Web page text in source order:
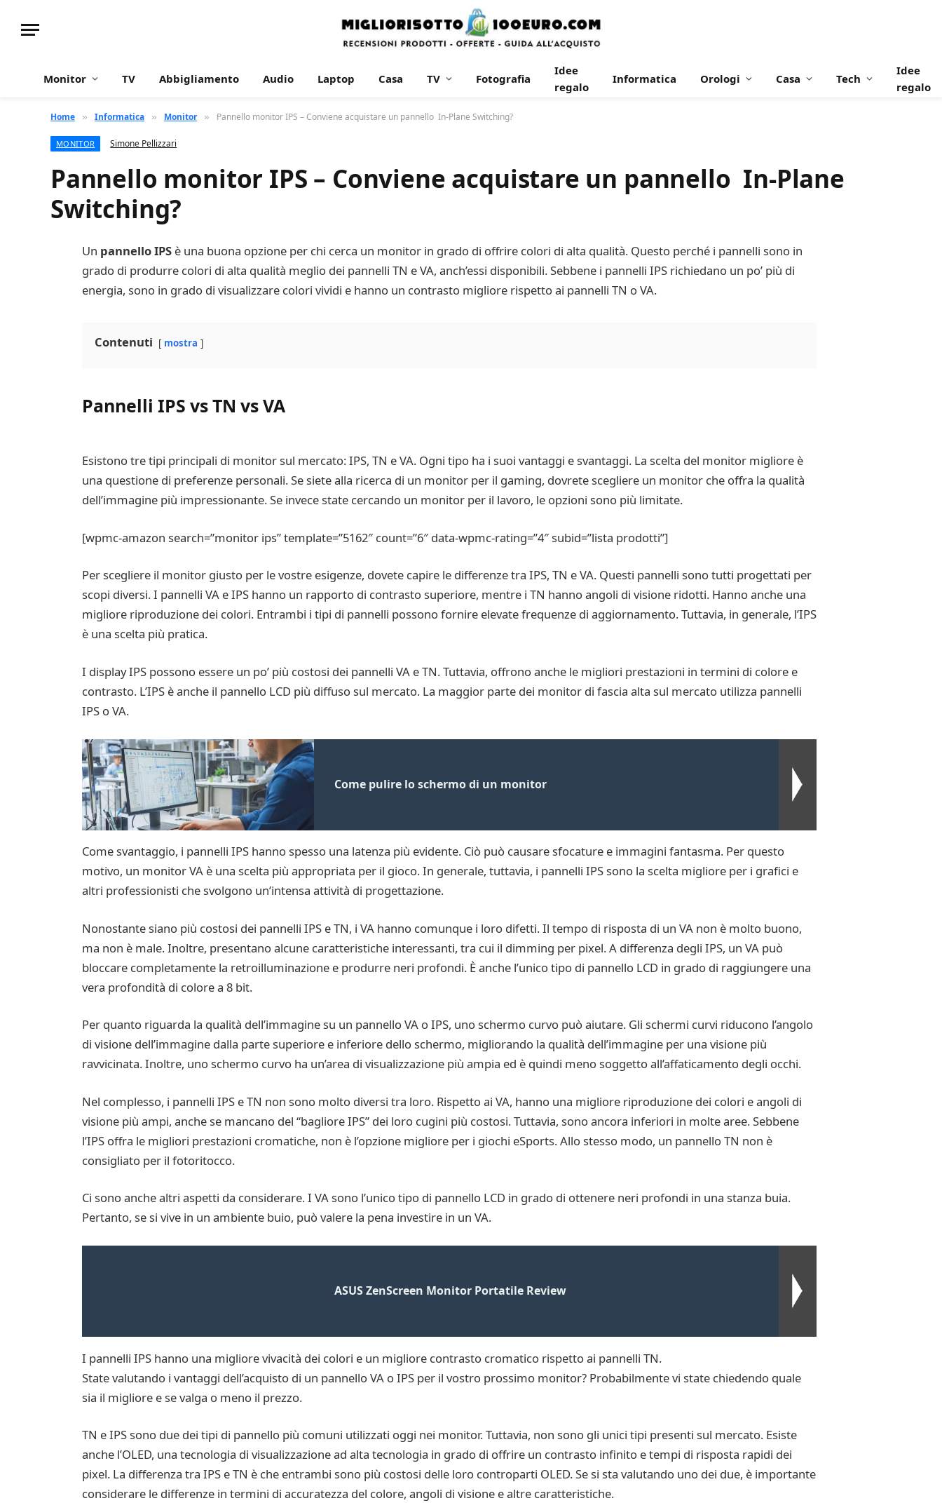
Monitor TV Abbigliamento Audio Laptop Casa TV Fotografia
Idee
regalo
Informatica Orologi Casa Tech
Idee
regalo
Home » Informatica » Monitor » Pannello monitor IPS – Conviene acquistare un pannello In-Plane Switching?
MONITOR Simone Pellizzari
Pannello monitor IPS – Conviene acquistare un pannello In-Plane
Switching?
Un pannello IPS è una buona opzione per chi cerca un monitor in grado di offrire colori di alta qualità. Questo perché i pannelli sono in
grado di produrre colori di alta qualità meglio dei pannelli TN e VA, anch’essi disponibili. Sebbene i pannelli IPS richiedano un po’ più di
energia, sono in grado di visualizzare colori vividi e hanno un contrasto migliore rispetto ai pannelli TN o VA.
Contenuti mostra
Pannelli IPS vs TN vs VA
Esistono tre tipi principali di monitor sul mercato: IPS, TN e VA. Ogni tipo ha i suoi vantaggi e svantaggi. La scelta del monitor migliore è
una questione di preferenze personali. Se siete alla ricerca di un monitor per il gaming, dovrete scegliere un monitor che offra la qualità
dell’immagine più impressionante. Se invece state cercando un monitor per il lavoro, le opzioni sono più limitate.
[wpmc-amazon search=”monitor ips” template=”5162″ count=”6″ data-wpmc-rating=”4″ subid=”lista prodotti”]
Per scegliere il monitor giusto per le vostre esigenze, dovete capire le differenze tra IPS, TN e VA. Questi pannelli sono tutti progettati per
scopi diversi. I pannelli VA e IPS hanno un rapporto di contrasto superiore, mentre i TN hanno angoli di visione ridotti. Hanno anche una
migliore riproduzione dei colori. Entrambi i tipi di pannelli possono fornire elevate frequenze di aggiornamento. Tuttavia, in generale, l’IPS
è una scelta più pratica.
I display IPS possono essere un po’ più costosi dei pannelli VA e TN. Tuttavia, offrono anche le migliori prestazioni in termini di colore e
contrasto. L’IPS è anche il pannello LCD più diffuso sul mercato. La maggior parte dei monitor di fascia alta sul mercato utilizza pannelli
IPS o VA.
Come pulire lo schermo di un monitor
Come svantaggio, i pannelli IPS hanno spesso una latenza più evidente. Ciò può causare sfocature e immagini fantasma. Per questo
motivo, un monitor VA è una scelta più appropriata per il gioco. In generale, tuttavia, i pannelli IPS sono la scelta migliore per i grafici e
altri professionisti che svolgono un’intensa attività di progettazione.
Nonostante siano più costosi dei pannelli IPS e TN, i VA hanno comunque i loro difetti. Il tempo di risposta di un VA non è molto buono,
ma non è male. Inoltre, presentano alcune caratteristiche interessanti, tra cui il dimming per pixel. A differenza degli IPS, un VA può
bloccare completamente la retroilluminazione e produrre neri profondi. È anche l’unico tipo di pannello LCD in grado di raggiungere una
vera profondità di colore a 8 bit.
Per quanto riguarda la qualità dell’immagine su un pannello VA o IPS, uno schermo curvo può aiutare. Gli schermi curvi riducono l’angolo
di visione dell’immagine dalla parte superiore e inferiore dello schermo, migliorando la qualità dell’immagine per una visione più
ravvicinata. Inoltre, uno schermo curvo ha un’area di visualizzazione più ampia ed è quindi meno soggetto all’affaticamento degli occhi.
Nel complesso, i pannelli IPS e TN non sono molto diversi tra loro. Rispetto ai VA, hanno una migliore riproduzione dei colori e angoli di
visione più ampi, anche se mancano del “bagliore IPS” dei loro cugini più costosi. Tuttavia, sono ancora inferiori in molte aree. Sebbene
l’IPS offra le migliori prestazioni cromatiche, non è l’opzione migliore per i giochi eSports. Allo stesso modo, un pannello TN non è
consigliato per il fotoritocco.
Ci sono anche altri aspetti da considerare. I VA sono l’unico tipo di pannello LCD in grado di ottenere neri profondi in una stanza buia.
Pertanto, se si vive in un ambiente buio, può valere la pena investire in un VA.
ASUS ZenScreen Monitor Portatile Review
I pannelli IPS hanno una migliore vivacità dei colori e un migliore contrasto cromatico rispetto ai pannelli TN.
State valutando i vantaggi dell’acquisto di un pannello VA o IPS per il vostro prossimo monitor? Probabilmente vi state chiedendo quale
sia il migliore e se valga o meno il prezzo.
TN e IPS sono due dei tipi di pannello più comuni utilizzati oggi nei monitor. Tuttavia, non sono gli unici tipi presenti sul mercato. Esiste
anche l’OLED, una tecnologia di visualizzazione ad alta tecnologia in grado di offrire un contrasto infinito e tempi di risposta rapidi dei
pixel. La differenza tra IPS e TN è che entrambi sono più costosi delle loro controparti OLED. Se si sta valutando uno dei due, è importante
considerare le differenze in termini di accuratezza del colore, angoli di visione e altre caratteristiche.